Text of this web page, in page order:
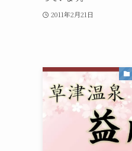
2011年2月21日